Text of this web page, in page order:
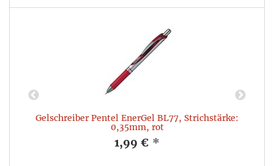
Gelschreiber Pentel EnerGel BL77, Strichstärke:
0,35mm, rot
1,99 € *